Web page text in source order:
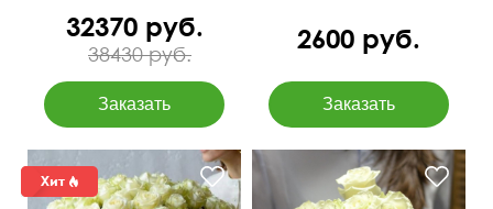
32370 руб.
38430 руб. 2600 руб.